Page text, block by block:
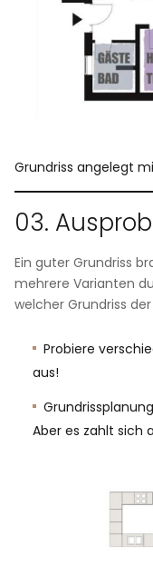
Grundriss angelegt
03.
Ein guter Grundriss
mehrere Varianten
welcher Grundriss
Probiere
aus!
Aber es zahlt sich